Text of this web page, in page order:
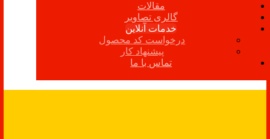
مقالات
گالری تصاویر
خدمات آنلاین
درخواست کد محصول
پیشنهاد کار
تماس با ما